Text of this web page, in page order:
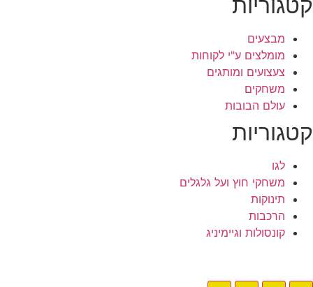
מבצעים
מומלצים ע"י לקוחות
צעצועים ומותגים
משחקים
עולם הבובות
קטגוריות
לגו
משחקי חוץ ועל גלגלים
תינוקות
הרכבות
קונסולות וגיימיניג